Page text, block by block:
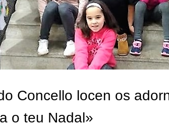
Concello locen os
o teu Nadal»